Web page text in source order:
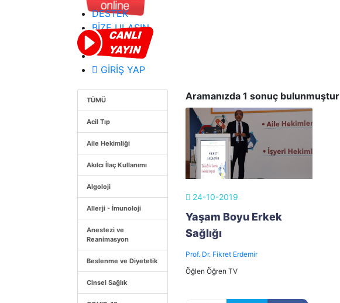
DESTEK
BİZE ULAŞIN
GİRİŞ YAP
Aramanızda 1 sonuç bulunmuştur
24-10-2019
Yaşam Boyu Erkek
Sağlığı
Prof. Dr. Fikret Erdemir
Öğlen Öğren TV
TÜMÜ
Acil Tıp
Aile Hekimliği
Akılcı İlaç Kullanımı
Algoloji
Allerji - İmunoloji
Anestezi ve
Reanimasyon
Beslenme ve Diyetetik
Cinsel Sağlık